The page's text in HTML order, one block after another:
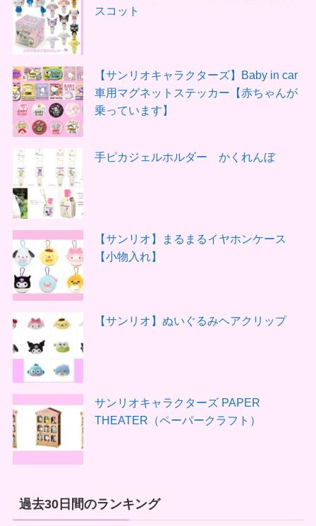
スコット
【サンリオキャラクターズ】Baby in car
車用マグネットステッカー【赤ちゃんが
乗っています】
手ピカジェルホルダー かくれんぼ
【サンリオ】まるまるイヤホンケース
【小物入れ】
【サンリオ】ぬいぐるみヘアクリップ
サンリオキャラクターズ PAPER
THEATER（ペーパークラフト）
過去30日間のランキング